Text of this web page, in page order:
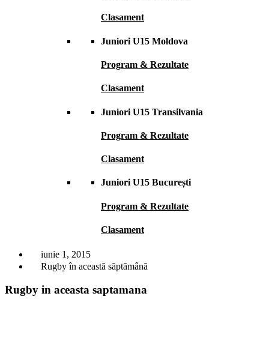
Clasament
Juniori U15 Moldova
Program & Rezultate
Clasament
Juniori U15 Transilvania
Program & Rezultate
Clasament
Juniori U15 București
Program & Rezultate
Clasament
iunie 1, 2015
Rugby în această săptămână
Rugby in aceasta saptamana